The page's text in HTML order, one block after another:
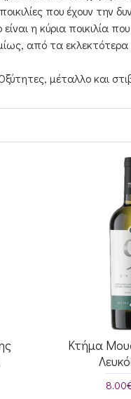
που έχουν την
η κύρια ποικιλία
από τα εκλεκτότερα
μέταλλο και
Κτήμα